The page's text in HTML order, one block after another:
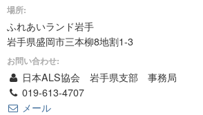
場所:
ふれあいランド岩手
岩手県盛岡市三本柳8地割1-3
お問い合わせ:
日本ALS協会 岩手県支部 事務局
019-613-4707
メール